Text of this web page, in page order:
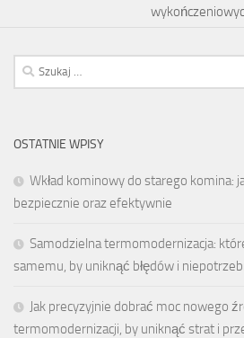
Szukaj:
OSTATNIE WPISY
Wkład kominowy do starego komina:
bezpiecznie oraz efektywnie
Samodzielna termomodernizacja:
samemu, by uniknąć błędów i
Jak precyzyjnie dobrać moc nowego
termomodernizacji, by uniknąć strat i